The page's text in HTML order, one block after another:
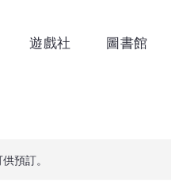
遊戲社 圖書館
預訂。